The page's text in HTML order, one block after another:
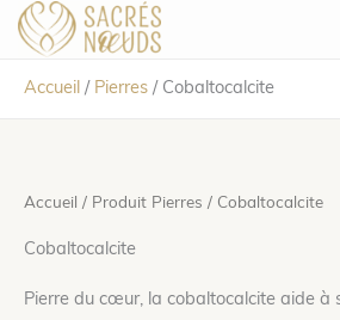
Aller
contenu
Accueil / Pierres / Cobaltocalcite
Accueil / Produit Pierres / Cobaltocalcite
Cobaltocalcite
Pierre du cœur, la cobaltocalcite aide à